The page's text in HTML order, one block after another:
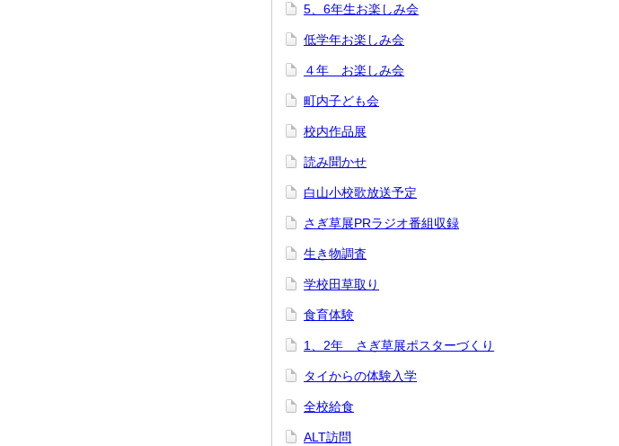
5、6年生お楽しみ会
低学年お楽しみ会
４年 お楽しみ会
町内子ども会
校内作品展
読み聞かせ
白山小校歌放送予定
さぎ草展PRラジオ番組収録
生き物調査
学校田草取り
食育体験
1、2年 さぎ草展ポスターづくり
タイからの体験入学
全校給食
ALT訪問